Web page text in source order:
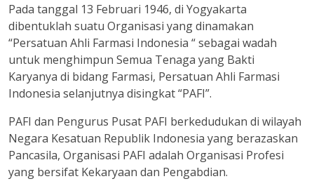
Pada tanggal 13 Februari 1946, di Yogyakarta
dibentuklah suatu Organisasi yang dinamakan
“Persatuan Ahli Farmasi Indonesia “ sebagai wadah
untuk menghimpun Semua Tenaga yang Bakti
Karyanya di bidang Farmasi, Persatuan Ahli Farmasi
Indonesia selanjutnya disingkat “PAFI”.
PAFI dan Pengurus Pusat PAFI berkedudukan di wilayah
Negara Kesatuan Republik Indonesia yang berazaskan
Pancasila, Organisasi PAFI adalah Organisasi Profesi
yang bersifat Kekaryaan dan Pengabdian.